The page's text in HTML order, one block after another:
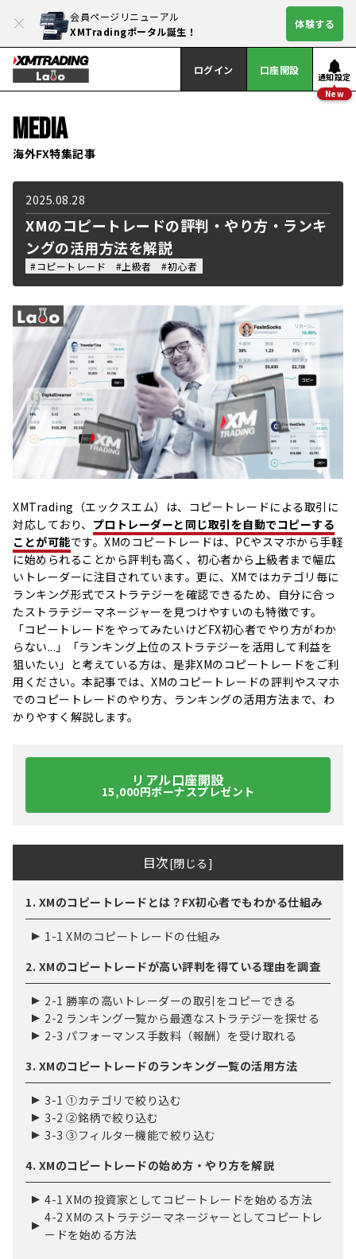
会員ページリニューアル
XMTradingポータル誕生！
体験する
ログイン 口座開設
通知設定
New
MEDIA
海外FX特集記事
2025.08.28
XMのコピートレードの評判・やり方・ランキ
ングの活用方法を解説
#コピートレード #上級者 #初心者
XMTrading（エックスエム）は、コピートレードによる取引に
対応しており、 プロトレーダーと同じ取引を自動でコピーする
ことが可能です。XMのコピートレードは、PCやスマホから手軽
に始められることから評判も高く、初心者から上級者まで幅広
いトレーダーに注目されています。更に、XMではカテゴリ毎に
ランキング形式でストラテジーを確認できるため、自分に合っ
たストラテジーマネージャーを見つけやすいのも特徴です。
「コピートレードをやってみたいけどFX初心者でやり方がわか
らない...」「ランキング上位のストラテジーを活用して利益を
狙いたい」と考えている方は、是非XMのコピートレードをご利
用ください。本記事では、XMのコピートレードの評判やスマホ
でのコピートレードのやり方、ランキングの活用方法まで、わ
かりやすく解説します。
リアル口座開設
15,000円ボーナスプレゼント
目次[閉じる ]
1. XMのコピートレードとは？FX初心者でもわかる仕組み
1-1 XMのコピートレードの仕組み
2. XMのコピートレードが高い評判を得ている理由を調査
2-1 勝率の高いトレーダーの取引をコピーできる
2-2 ランキング一覧から最適なストラテジーを探せる
2-3 パフォーマンス手数料（報酬）を受け取れる
3. XMのコピートレードのランキング一覧の活用方法
3-1 ①カテゴリで絞り込む
3-2 ②銘柄で絞り込む
3-3 ③フィルター機能で絞り込む
4. XMのコピートレードの始め方・やり方を解説
4-1 XMの投資家としてコピートレードを始める方法
4-2 XMのストラテジーマネージャーとしてコピートレ
ードを始める方法